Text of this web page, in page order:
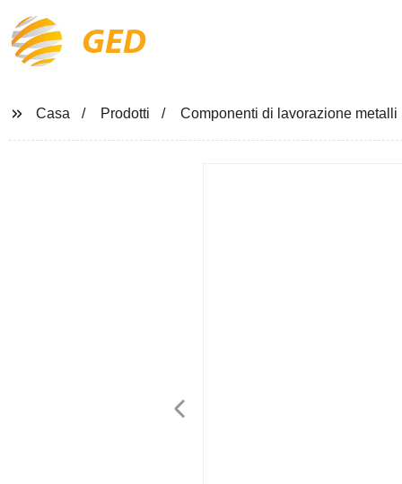
GED
Casa Prodotti Componenti di lavorazione